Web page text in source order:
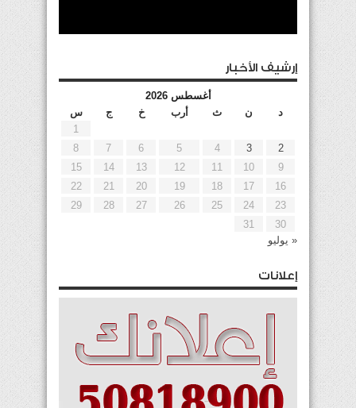
إرشيف الأخبار
أغسطس 2026
د
ن ث أرب خ ج
س
1
2
3
4
5
6
7
8
9
10
11
12
13
14
15
16
17
18
19
20
21
22
23
24
25
26
27
28
29
30
31
« يوليو
إعلانات